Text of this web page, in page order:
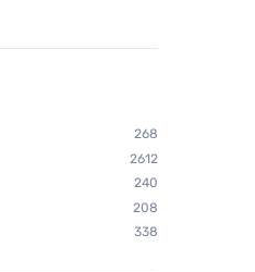
268
2612
240
208
338